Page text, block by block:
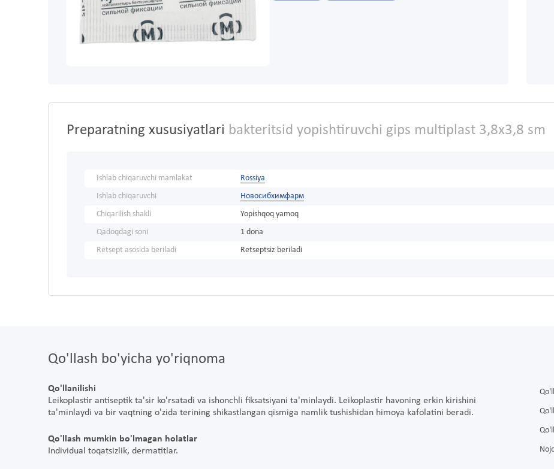
Preparatning xususiyatlari bakteritsid yopishtiruvchi gips multiplast 3,8x3,8 sm
Ishlab chiqaruvchi mamlakat
Rossiya
Ishlab chiqaruvchi
Новосибхимфарм
Chiqarilish shakli
Yopishqoq yamoq
Qadoqdagi soni
1 dona
Retsept asosida beriladi
Retseptsiz beriladi
Qo'llash bo'yicha yo'riqnoma
Qo'llanilishi
Leikoplastir antiseptik ta'sir ko'rsatadi va ishonchli fiksatsiyani ta'minlaydi. Leikoplastir havoning erkin kirishini
ta'minlaydi va bir vaqtning o'zida terining shikastlangan qismiga namlik tushishidan himoya kafolatini beradi.
Qo'llash mumkin bo'lmagan holatlar
Individual toqatsizlik, dermatitlar.